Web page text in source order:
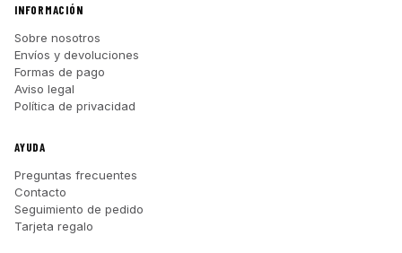
INFORMACIÓN
Sobre nosotros
Envíos y devoluciones
Formas de pago
Aviso legal
Política de privacidad
AYUDA
Preguntas frecuentes
Contacto
Seguimiento de pedido
Tarjeta regalo